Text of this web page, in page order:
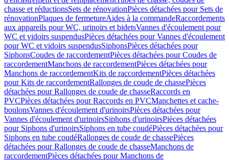
chasse et réductionsSets de rénovationPièces détachées pour Sets de
rénovationPlaques de fermetureAides à la commandeRaccordements
aux appareils pour WC, urinoirs et bidetsVannes d'écoulement pour
WC et vidoirs suspendusPièces détachées pour Vannes d'écoulement
pour WC et vidoirs suspendusSiphonsPièces détachées pour
SiphonsCoudes de raccordementPièces détachées pour Coudes de
raccordementManchons de raccordementPièces détachées pour
Manchons de raccordementKits de raccordementPièces détachées
pour Kits de raccordementRallonges de coude de chassePièces
détachées pour Rallonges de coude de chasseRaccords en
PVCPièces détachées pour Raccords en PVCManchettes et cache-
boulonsVannes d'écoulement d'urinoirsPièces détachées pour
Vannes d'écoulement d'urinoirsSiphons d'urinoirsPièces détachées
pour Siphons d'urinoirsSiphons en tube coudéPièces détachées pour
Siphons en tube coudéRallonges de coude de chassePièces
détachées pour Rallonges de coude de chasseManchons de
raccordementPièces détachées pour Manchons de